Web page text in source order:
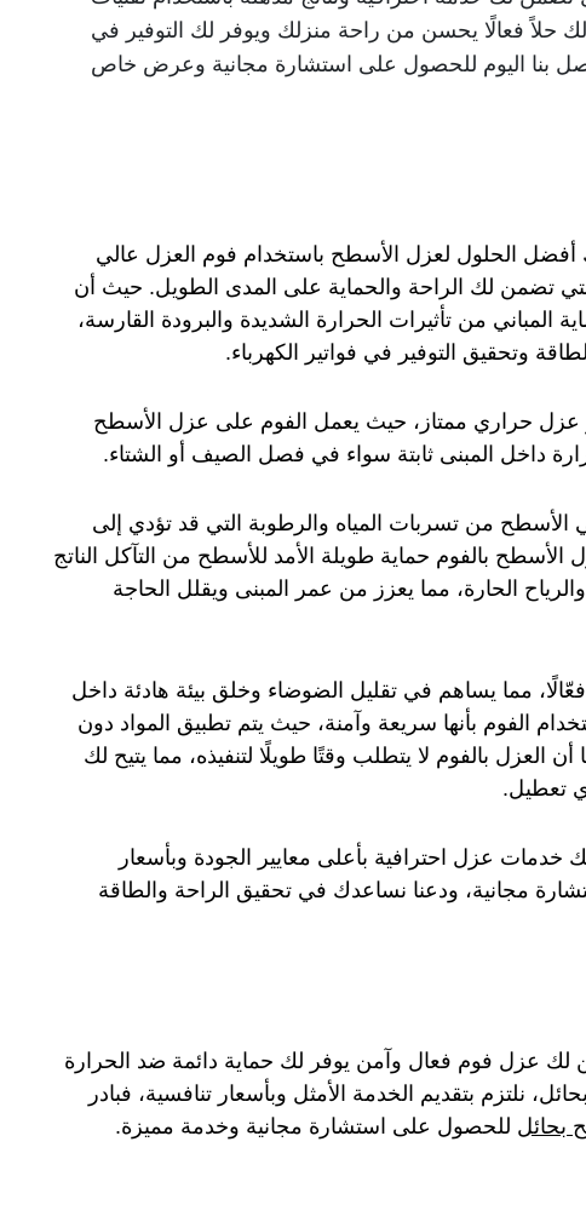
لك حلاً فعالًا يحسن من راحة منزلك ويوفر لك التوفير في
بنا اليوم للحصول على استشارة مجانية وعرض خاص
أفضل الحلول لعزل الأسطح باستخدام فوم العزل عالي
تضمن لك الراحة والحماية على المدى الطويل. حيث أن
المباني من تأثيرات الحرارة الشديدة والبرودة القارسة،
وتحقيق التوفير في فواتير الكهرباء.
عزل حراري ممتاز، حيث يعمل الفوم على عزل الأسطح
داخل المبنى ثابتة سواء في فصل الصيف أو الشتاء.
الأسطح من تسربات المياه والرطوبة التي قد تؤدي إلى
بالفوم حماية طويلة الأمد للأسطح من التآكل الناتج
الحارة، مما يعزز من عمر المبنى ويقلل الحاجة
فعّالًا، مما يساهم في تقليل الضوضاء وخلق بيئة هادئة داخل
الفوم بأنها سريعة وآمنة، حيث يتم تطبيق المواد دون
العزل بالفوم لا يتطلب وقتًا طويلًا لتنفيذه، مما يتيح لك
تعطيل.
عزل احترافية بأعلى معايير الجودة وبأسعار
مجانية، ودعنا نساعدك في تحقيق الراحة والطاقة
عزل فوم فعال وآمن يوفر لك حماية دائمة ضد الحرارة
نلتزم بتقديم الخدمة الأمثل وبأسعار تنافسية، فبادر
بحائل للحصول على استشارة مجانية وخدمة مميزة.